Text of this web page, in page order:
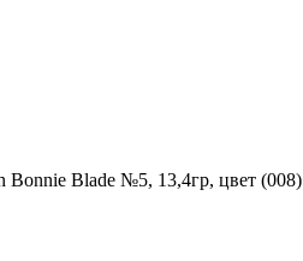
Bonnie Blade №5, 13,4гр, цвет (008)